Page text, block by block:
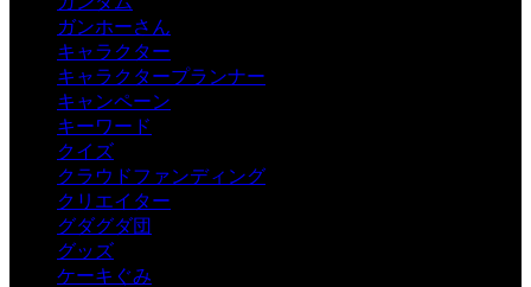
ガンホーさん
キャラクター
キャラクタープランナー
キャンペーン
キーワード
クイズ
クラウドファンディング
クリエイター
グダグダ団
グッズ
ケーキぐみ